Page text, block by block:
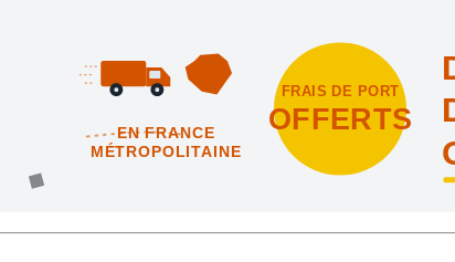
EN FRANCE
MÉTROPOLITAINE
FRAIS DE PORT
OFFERTS
vous offrons les frais de port en France métropolitaine !